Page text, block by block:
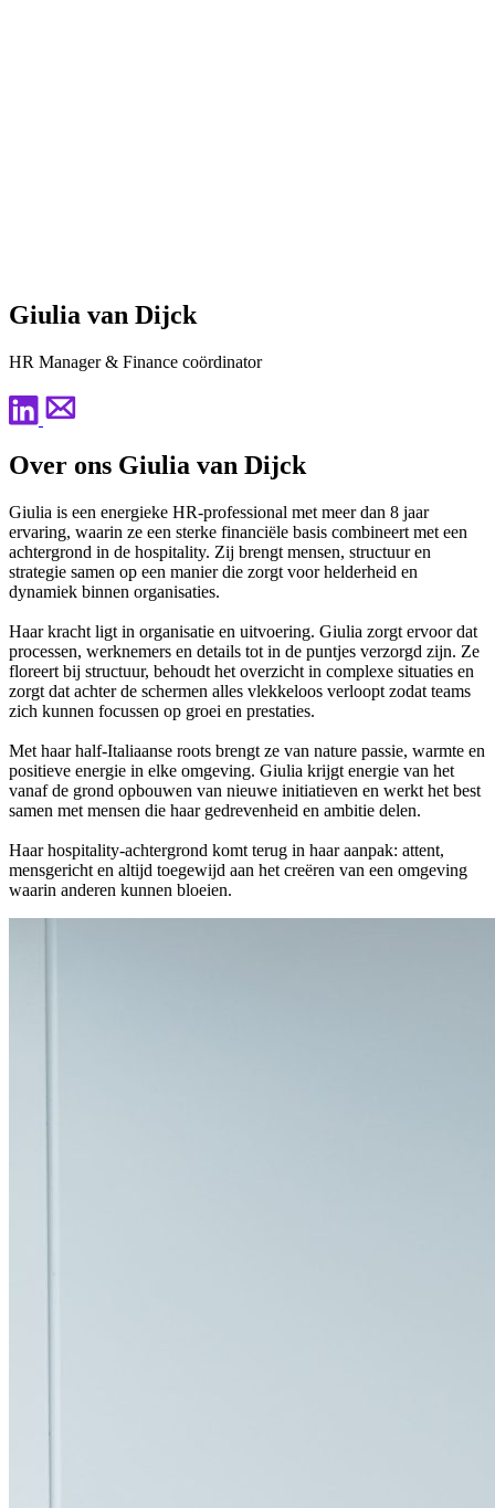
Giulia van Dijck
HR Manager & Finance coördinator
Over ons Giulia van Dijck
Giulia is een energieke HR-professional met meer dan 8 jaar
ervaring, waarin ze een sterke financiële basis combineert met een
achtergrond in de hospitality. Zij brengt mensen, structuur en
strategie samen op een manier die zorgt voor helderheid en
dynamiek binnen organisaties.
Haar kracht ligt in organisatie en uitvoering. Giulia zorgt ervoor dat
processen, werknemers en details tot in de puntjes verzorgd zijn. Ze
floreert bij structuur, behoudt het overzicht in complexe situaties en
zorgt dat achter de schermen alles vlekkeloos verloopt zodat teams
zich kunnen focussen op groei en prestaties.
Met haar half-Italiaanse roots brengt ze van nature passie, warmte en
positieve energie in elke omgeving. Giulia krijgt energie van het
vanaf de grond opbouwen van nieuwe initiatieven en werkt het best
samen met mensen die haar gedrevenheid en ambitie delen.
Haar hospitality-achtergrond komt terug in haar aanpak: attent,
mensgericht en altijd toegewijd aan het creëren van een omgeving
waarin anderen kunnen bloeien.